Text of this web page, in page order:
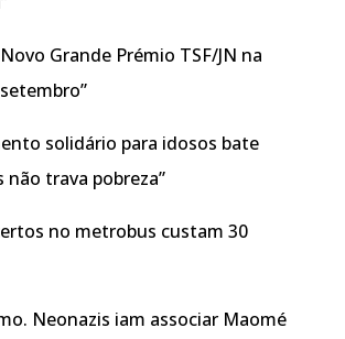
Grande Prémio TSF/JN na
solidário para idosos bate
não trava pobreza”
no metrobus custam 30
Neonazis iam associar Maomé